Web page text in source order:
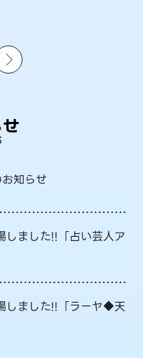
知らせ
しました!!「占い芸人ア
しました!!「ラーヤ◆天